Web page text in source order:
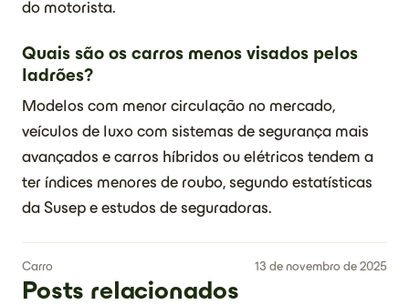
do motorista.
Quais são os carros menos visados pelos
ladrões?
Modelos com menor circulação no mercado,
veículos de luxo com sistemas de segurança mais
avançados e carros híbridos ou elétricos tendem a
ter índices menores de roubo, segundo estatísticas
da Susep e estudos de seguradoras.
Carro 13 de novembro de 2025
Posts relacionados